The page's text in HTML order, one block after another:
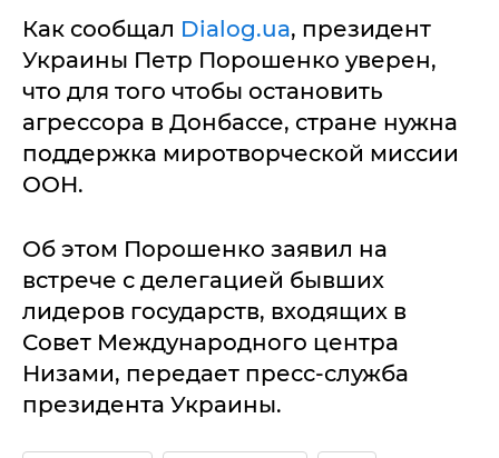
Как сообщал Dialog.ua, президент
Украины Петр Порошенко уверен,
что для того чтобы остановить
агрессора в Донбассе, стране нужна
поддержка миротворческой миссии
ООН.
Об этом Порошенко заявил на
встрече с делегацией бывших
лидеров государств, входящих в
Совет Международного центра
Низами, передает пресс-служба
президента Украины.